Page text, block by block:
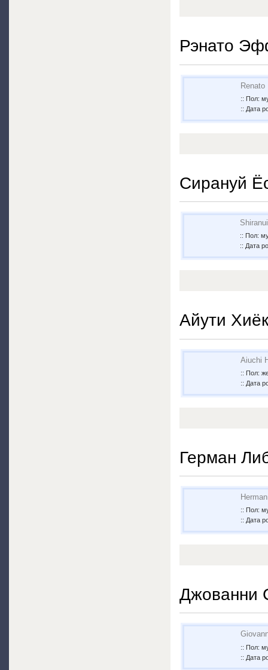
Рэнато
Renato
:: Пол:
:: Дата
Сирануй
:: Пол:
:: Дата
Айути
Aiuchi
:: Пол:
:: Дата
Герман
:: Пол:
:: Дата
Джованни
:: Пол:
:: Дата